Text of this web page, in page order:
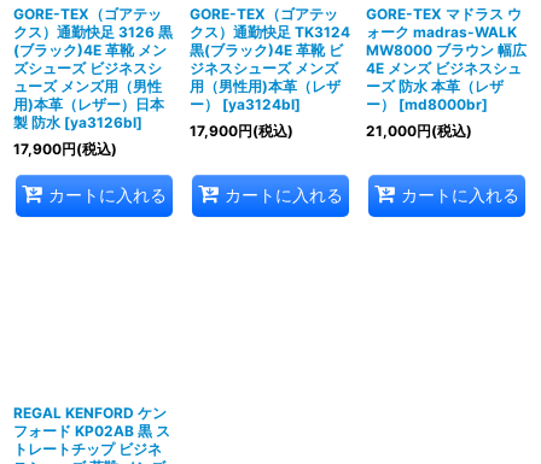
GORE-TEX（ゴアテッ
クス）通勤快足 3126 黒
(ブラック)4E 革靴 メン
ズシューズ ビジネスシ
ューズ メンズ用（男性
用)本革（レザー）日本
製 防水 [ya3126bl]
17,900円(税込)
カートに入れる
GORE-TEX（ゴアテッ
クス）通勤快足 TK3124
黒(ブラック)4E 革靴 ビ
ジネスシューズ メンズ
用（男性用)本革（レザ
ー）
[ya3124bl]
17,900円(税込)
カートに入れる
GORE-TEX マドラス ウ
ォーク madras-WALK
MW8000 ブラウン 幅広
4E メンズ ビジネスシュ
ーズ 防水 本革（レザ
ー）
[md8000br]
21,000円(税込)
カートに入れる
REGAL KENFORD ケン
フォード KP02AB 黒 ス
トレートチップ ビジネ